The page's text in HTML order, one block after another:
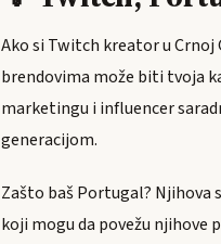
Ako si Twitch kreator u Crnoj
brendovima može biti tvoja
marketingu i influencer
generacijom.
Zašto baš Portugal? Njihova
koji mogu da povežu